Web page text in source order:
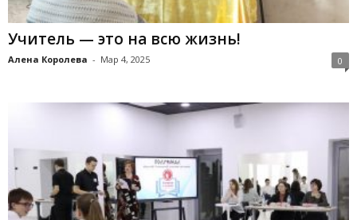
Учитель — это на всю жизнь!
Алена Королева - Мар 4, 2025 0